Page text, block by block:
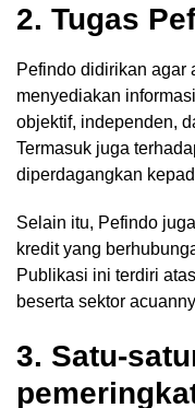
2. Tugas
Pefindo didirikan agar
menyediakan
objektif, independen,
Termasuk juga
diperdagangkan
Selain itu, Pefindo
kredit yang
Publikasi ini terdiri
beserta sektor
3. Satu-